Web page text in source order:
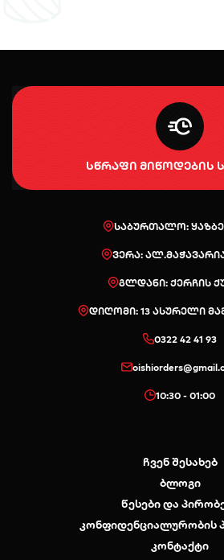
სწრაფი მიწოდების
საბურთალო:
ვერა:
გლდანი: ქერჩის
დიღომი: 13 ასურელი
0322 42 41 93
10:30 - 01:00
ჩვენ შესახებ
ბლოგი
წესები და
კონფიდენციალურობის
კონტაქტი